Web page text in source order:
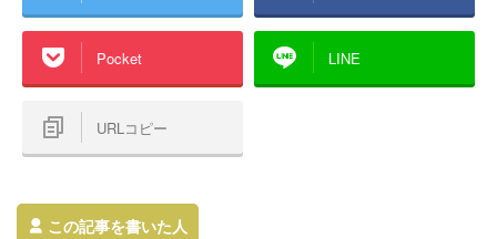
Pocket LINE
URLコピー
この記事を書いた人